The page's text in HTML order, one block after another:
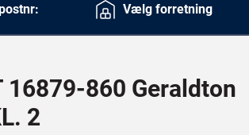
Vælg forretning
16879-860 Geraldton
2